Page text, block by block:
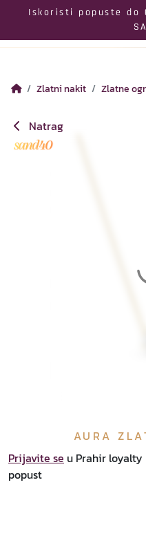
Iskoristi popuste do
Izbornik
Profil
Zlatni nakit Zlatne
Natrag
AURA
Prijavite se u Prahir
popust